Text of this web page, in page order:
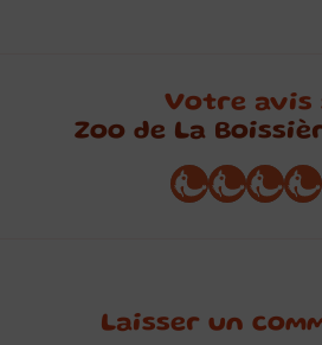
Votre avis
Zoo de La
Laisser un